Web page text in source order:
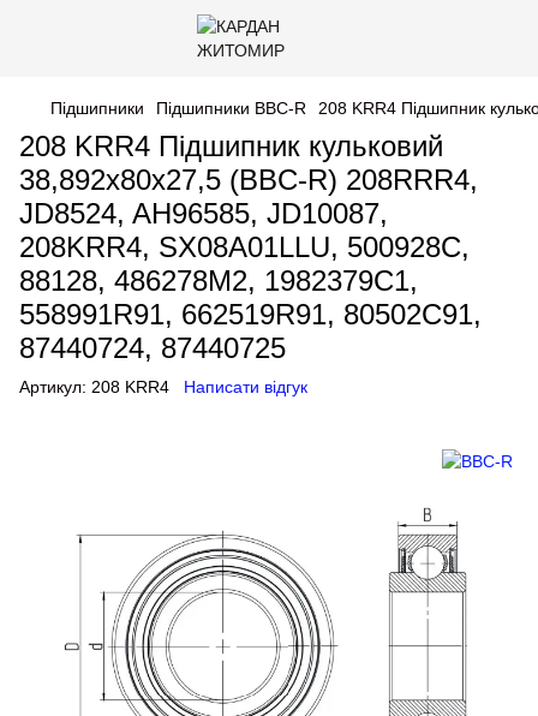
Підшипники Підшипники BBC-R 208 KRR4 Підшипник
208 KRR4 Підшипник кульковий
38,892х80х27,5 (BBC-R) 208RRR4,
JD8524, AH96585, JD10087,
208KRR4, SX08A01LLU, 500928C,
88128, 486278M2, 1982379C1,
558991R91, 662519R91, 80502C91,
87440724, 87440725
Артикул: 208 KRR4 Написати відгук